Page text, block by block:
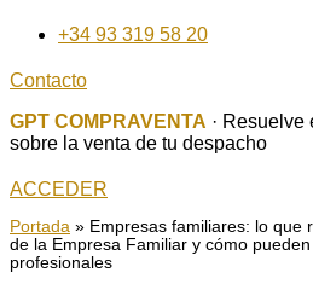
+34 93 319 58 20
Contacto
GPT COMPRAVENTA · Resuelve
sobre la venta de tu despacho
ACCEDER
Portada » Empresas familiares: lo que
de la Empresa Familiar y cómo
profesionales